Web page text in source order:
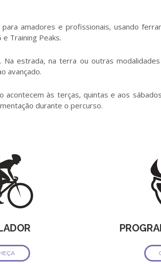
amadores e profissionais, usando
Training Peaks.
Na estrada, na terra ou outras
avançado.
acontecem às terças, quintas e aos
durante o percurso.